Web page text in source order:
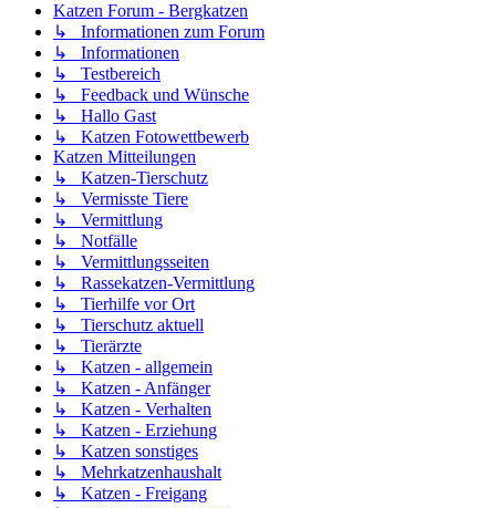
Katzen Forum - Bergkatzen
↳ Informationen zum Forum
↳ Informationen
↳ Testbereich
↳ Feedback und Wünsche
↳ Hallo Gast
↳ Katzen Fotowettbewerb
Katzen Mitteilungen
↳ Katzen-Tierschutz
↳ Vermisste Tiere
↳ Vermittlung
↳ Notfälle
↳ Vermittlungsseiten
↳ Rassekatzen-Vermittlung
↳ Tierhilfe vor Ort
↳ Tierschutz aktuell
↳ Tierärzte
↳ Katzen - allgemein
↳ Katzen - Anfänger
↳ Katzen - Verhalten
↳ Katzen - Erziehung
↳ Katzen sonstiges
↳ Mehrkatzenhaushalt
↳ Katzen - Freigang